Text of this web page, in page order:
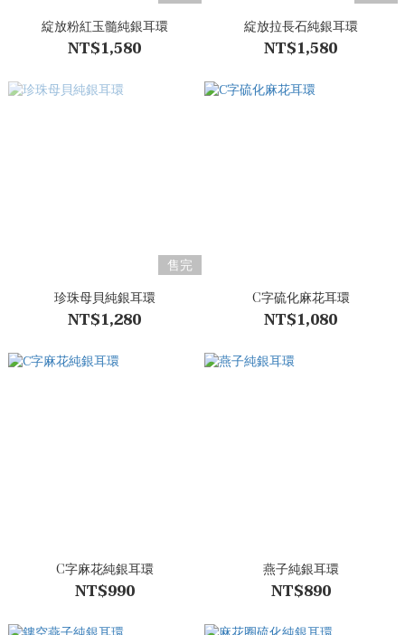
綻放粉紅玉髓純銀耳環
NT$1,580
綻放拉長石純銀耳環
NT$1,580
售完
珍珠母貝純銀耳環
NT$1,280
C字硫化麻花耳環
NT$1,080
C字麻花純銀耳環
NT$990
燕子純銀耳環
NT$890